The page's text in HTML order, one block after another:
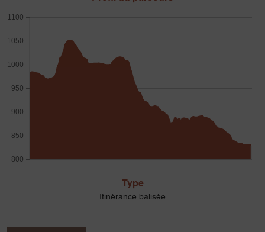
800
850
900
950
1000
1050
1100
Type
Itinérance balisée